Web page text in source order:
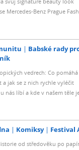
Mercedes-Benz Prague
Babské rady
vedrech: Co
a jak se z nich rychle vyléčit
nás líbí a kde v našem těle
Komiksy Festival
od středověku po